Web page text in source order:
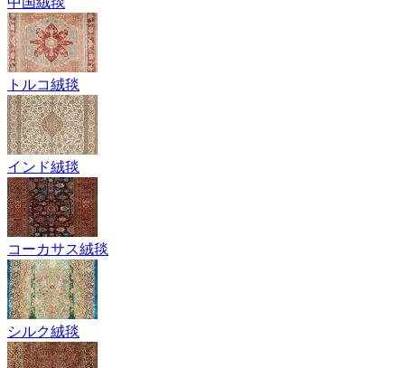
トルコ絨毯
インド絨毯
コーカサス絨毯
シルク絨毯